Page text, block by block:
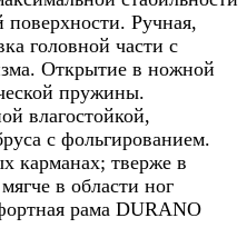
поверхности. Ручная,
головной части с
Открытие в ножной
пружины.
влагостойкой,
с фольгированием.
карманах; тверже в
в области ног
рама DURANO